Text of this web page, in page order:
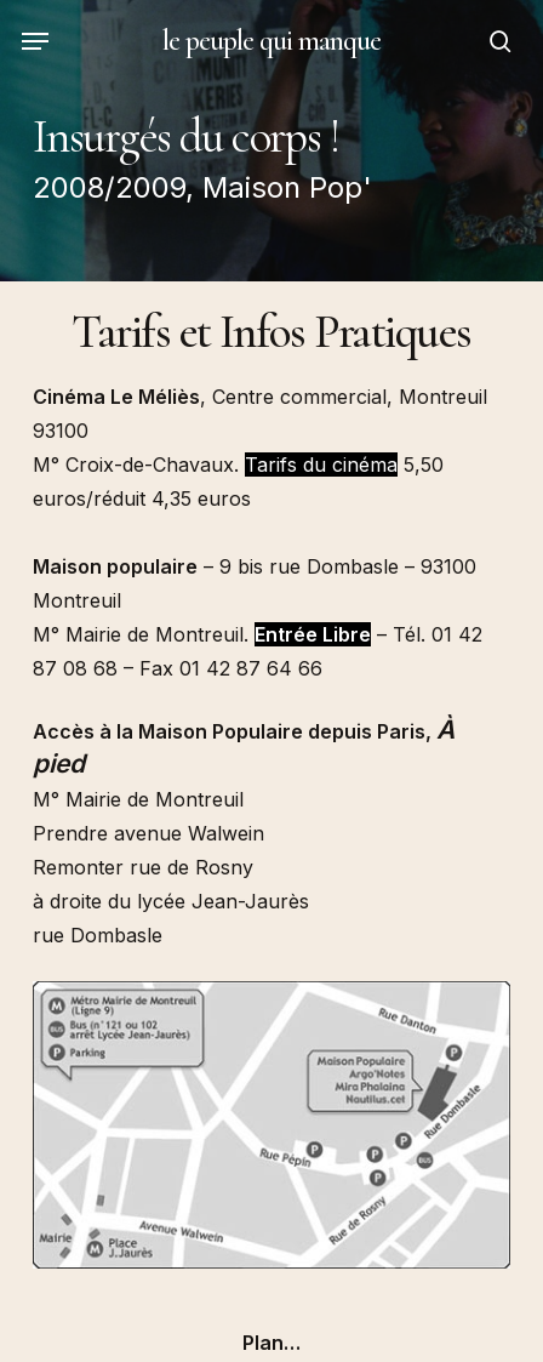
content
le peuple qui manque
Menu
Insurgés du corps !
2008/2009, Maison Pop'
Tarifs et Infos Pratiques
Cinéma Le Méliès, Centre commercial, Montreuil
93100
M° Croix-de-Chavaux. Tarifs du cinéma 5,50
euros/réduit 4,35 euros
Maison populaire – 9 bis rue Dombasle – 93100
Montreuil
M° Mairie de Montreuil. Entrée Libre – Tél. 01 42
87 08 68 – Fax 01 42 87 64 66
Accès à la Maison Populaire depuis Paris, À
pied
M° Mairie de Montreuil
Prendre avenue Walwein
Remonter rue de Rosny
à droite du lycée Jean-Jaurès
rue Dombasle
Plan…